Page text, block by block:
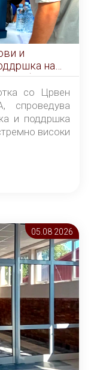
и
на
бран
со Црвен
спроведува
и поддршка
високи
05.08 2026